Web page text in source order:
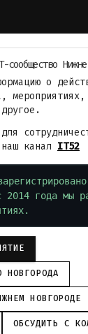
сообщество
о
канал IT52
2014 года мы
НОВГОРОДА
НОВГОРОДЕ
ОБСУДИТЬ С